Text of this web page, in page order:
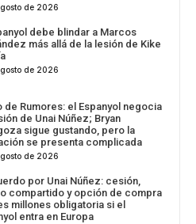
de 2026
debe blindar a Marcos
más allá de la lesión de Kike
de 2026
de Rumores: el Espanyol negocia
de Unai Núñez; Bryan
sigue gustando, pero la
se presenta complicada
de 2026
por Unai Núñez: cesión,
compartido y opción de compra
millones obligatoria si el
entra en Europa